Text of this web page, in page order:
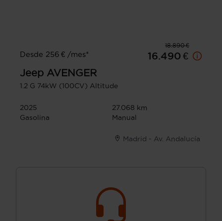
18.890 €
Desde 256 € /mes*
16.490 €
Jeep AVENGER
1.2 G 74kW (100CV) Altitude
2025
27.068 km
Gasolina
Manual
Madrid - Av. Andalucía